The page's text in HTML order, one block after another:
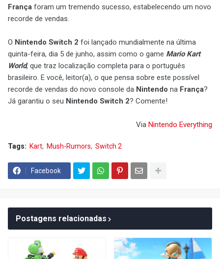
França foram um tremendo sucesso, estabelecendo um novo
recorde de vendas.
O Nintendo Switch 2 foi lançado mundialmente na última
quinta-feira, dia 5 de junho, assim como o game Mario Kart
World, que traz localização completa para o português
brasileiro. E você, leitor(a), o que pensa sobre este possível
recorde de vendas do novo console da Nintendo na França?
Já garantiu o seu Nintendo Switch 2? Comente!
Via Nintendo Everything
Tags: Kart Mush-Rumors Switch 2
Facebook
Postagens relacionadas